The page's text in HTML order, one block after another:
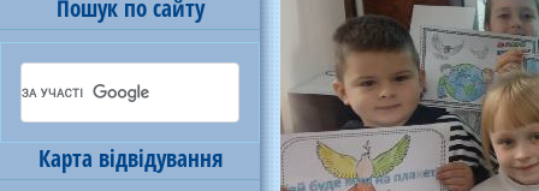
Пошук по сайту
Карта відвідування